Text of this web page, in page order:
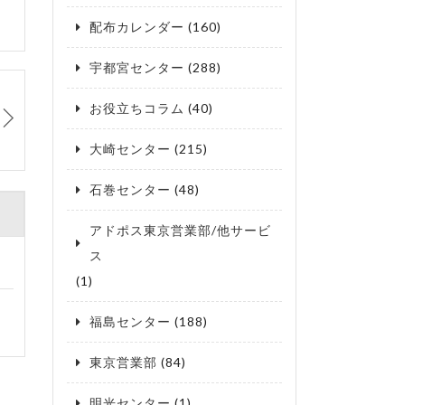
配布カレンダー (160)
宇都宮センター (288)
お役立ちコラム (40)
大崎センター (215)
石巻センター (48)
アドポス東京営業部/他サービ
ス
(1)
福島センター (188)
東京営業部 (84)